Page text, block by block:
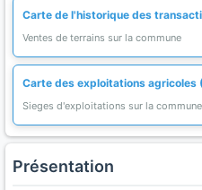
Carte de l'historique des
Ventes de terrains sur la commune
Carte des exploitations agricoles
Sieges d'exploitations sur la commune
Présentation